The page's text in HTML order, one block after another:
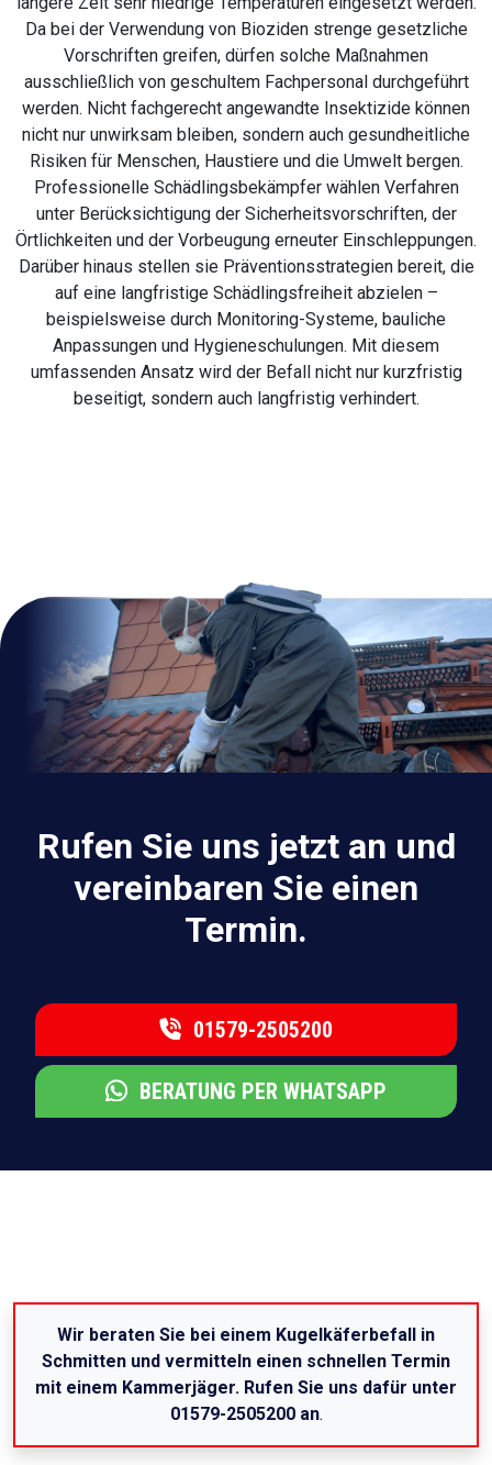
Da bei der Verwendung von Bioziden strenge gesetzliche
Vorschriften greifen, dürfen solche Maßnahmen
ausschließlich von geschultem Fachpersonal durchgeführt
werden. Nicht fachgerecht angewandte Insektizide können
nicht nur unwirksam bleiben, sondern auch gesundheitliche
Risiken für Menschen, Haustiere und die Umwelt bergen.
Professionelle Schädlingsbekämpfer wählen Verfahren
unter Berücksichtigung der Sicherheitsvorschriften, der
Örtlichkeiten und der Vorbeugung erneuter Einschleppungen.
Darüber hinaus stellen sie Präventionsstrategien bereit, die
auf eine langfristige Schädlingsfreiheit abzielen –
beispielsweise durch Monitoring-Systeme, bauliche
Anpassungen und Hygieneschulungen. Mit diesem
umfassenden Ansatz wird der Befall nicht nur kurzfristig
beseitigt, sondern auch langfristig verhindert.
Rufen Sie uns jetzt an und
vereinbaren Sie einen
Termin.
01579-2505200
BERATUNG PER WHATSAPP
Wir beraten Sie bei einem Kugelkäferbefall in
Schmitten und vermitteln einen schnellen Termin
mit einem Kammerjäger. Rufen Sie uns dafür unter
01579-2505200 an.